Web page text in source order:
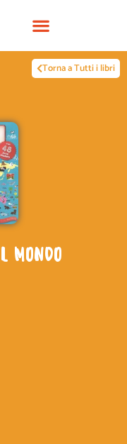
Torna a Tutti i libri
MONDO